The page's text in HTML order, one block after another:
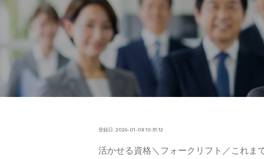
登録日: 2026-01-08 10:31:12
活かせる資格＼フォークリフト／これま